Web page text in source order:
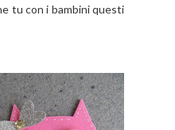
tu con i bambini questi